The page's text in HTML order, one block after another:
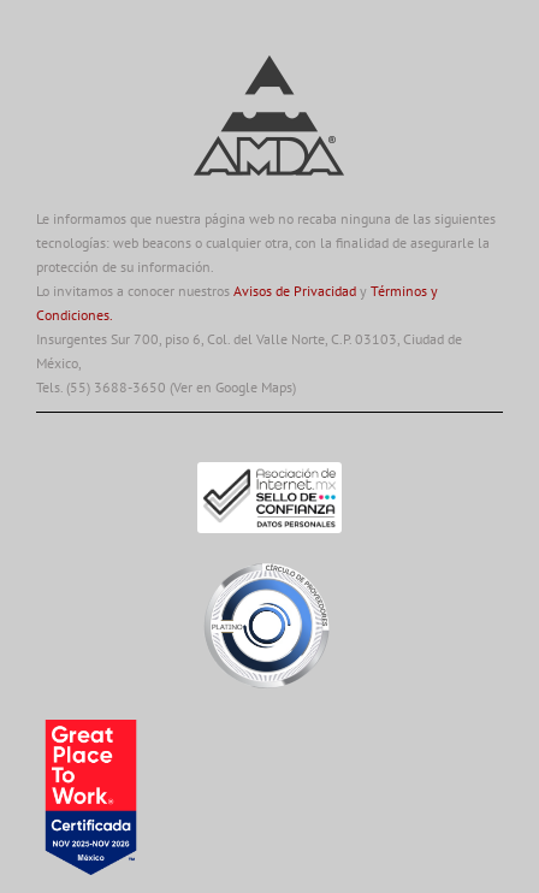
Le informamos que nuestra página web no recaba ninguna de las siguientes
tecnologías: web beacons o cualquier otra, con la finalidad de asegurarle la
protección de su información.
Lo invitamos a conocer nuestros Avisos de Privacidad y Términos y
Condiciones.
Insurgentes Sur 700, piso 6, Col. del Valle Norte, C.P. 03103, Ciudad de
México,
Tels. (55) 3688-3650 (Ver en Google Maps)